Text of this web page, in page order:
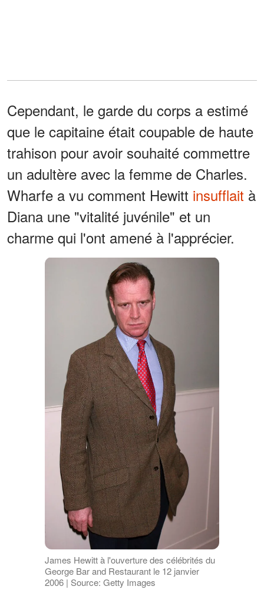
Cependant, le garde du corps a estimé
que le capitaine était coupable de haute
trahison pour avoir souhaité commettre
un adultère avec la femme de Charles.
Wharfe a vu comment Hewitt insufflait à
Diana une "vitalité juvénile" et un
charme qui l'ont amené à l'apprécier.
James Hewitt à l'ouverture des célébrités du
George Bar and Restaurant le 12 janvier
2006 | Source: Getty Images